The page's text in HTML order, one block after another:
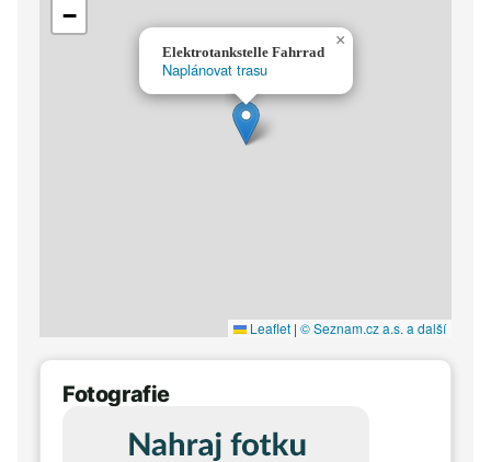
Elektrotankstelle Fahrrad
Naplánovat trasu
×
−
Leaflet | © Seznam.cz a.s. a další
Fotografie